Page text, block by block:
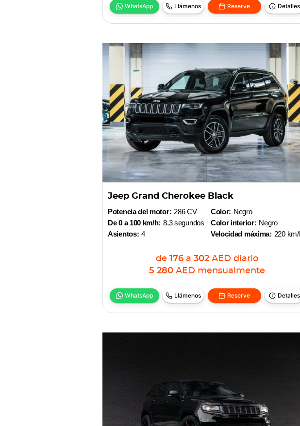
WhatsApp Llámenos Reserve Detalles
Jeep Grand Cherokee Black
Potencia del motor: 286 CV
De 0 a 100 km/h: 8,3 segundos
Asientos: 4
Color: Negro
Color interior: Negro
Velocidad máxima: 220
de 176 a 302 AED diario
5 280 AED mensualmente
WhatsApp Llámenos Reserve Detalles